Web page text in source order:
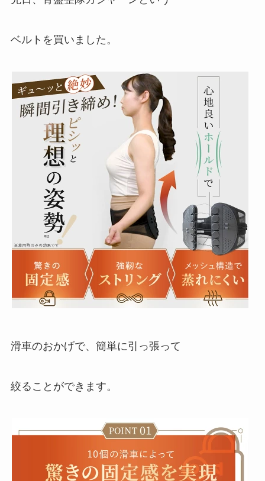
ベルトを買いました。
滑車のおかげで、簡単に引っ張って
絞ることができます。